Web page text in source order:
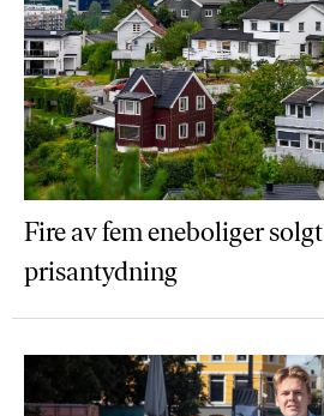
Fire av fem eneboliger
prisantydning